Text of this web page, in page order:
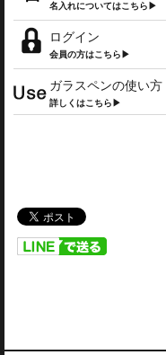
名入れについてはこちら▶
ログイン
会員の方はこちら▶
ガラスペンの使い方
詳しくはこちら▶